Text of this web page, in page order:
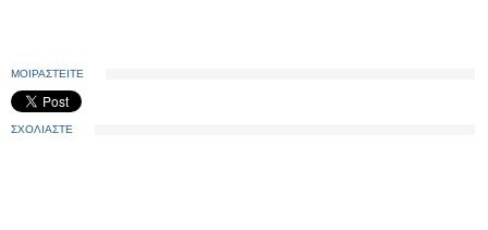
ΜΟΙΡΑΣΤΕΙΤΕ
ΣΧΟΛΙΑΣΤΕ